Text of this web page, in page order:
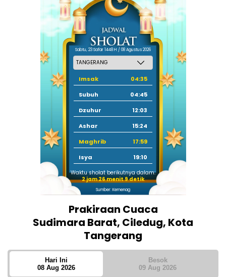
Sabtu, 23 Safar 1448 H / 08 Agustus 2026
Imsak
04:35
Subuh
04:45
Dzuhur
12:03
Ashar
15:24
Maghrib
17:59
Isya
19:10
Waktu sholat berikutnya dalam:
2 jam 26 menit 8 detik
Sumber: Kemenag
Prakiraan Cuaca
Sudimara Barat, Ciledug, Kota
Tangerang
Hari Ini
08 Aug 2026
Besok
09 Aug 2026